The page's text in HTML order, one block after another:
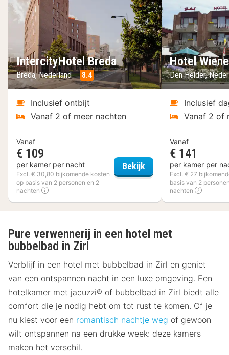
IntercityHotel Breda
Breda, Nederland 8.4
Inclusief ontbijt
Vanaf 2 of meer nachten
Vanaf
€ 109
per kamer per nacht
Excl. € 30,80 bijkomende kosten
op basis van 2 personen en 2
nachten
Bekijk IntercityHotel Breda
Hotel
Den Helder,
Inclusief
Vanaf 2 of
Vanaf
€ 141
per kamer per
Excl. € 27
basis van 2
nachten
Pure verwennerij in een hotel met
bubbelbad in Zirl
Verblijf in een hotel met bubbelbad in Zirl en geniet
van een ontspannen nacht in een luxe omgeving. Een
hotelkamer met jacuzzi® of bubbelbad in Zirl biedt alle
comfort die je nodig hebt om tot rust te komen. Of je
nu kiest voor een romantisch nachtje weg of gewoon
wilt ontspannen na een drukke week: deze kamers
maken het verschil.